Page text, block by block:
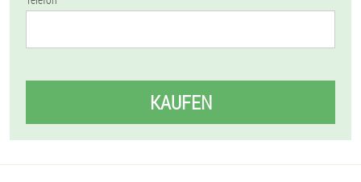
KAUFEN